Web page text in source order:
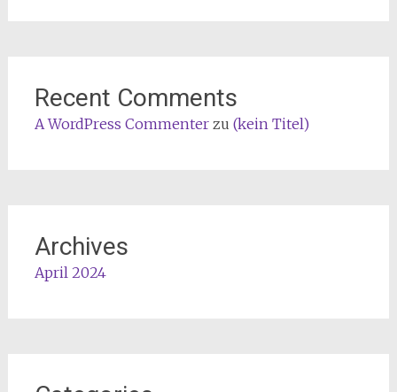
Recent Comments
A WordPress Commenterzu (kein Titel)
Archives
April 2024